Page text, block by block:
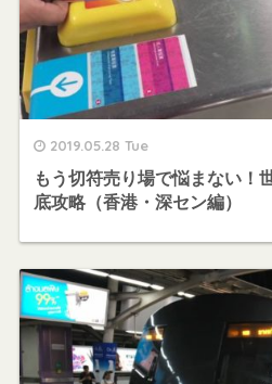
2019.05.28 Tue
もう切符売り場で悩まない！
底攻略（香港・深セン編）